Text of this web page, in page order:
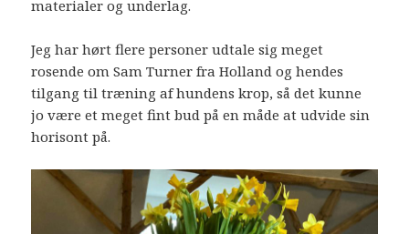
materialer og underlag.
Jeg har hørt flere personer udtale sig meget
rosende om Sam Turner fra Holland og hendes
tilgang til træning af hundens krop, så det kunne
jo være et meget fint bud på en måde at udvide sin
horisont på.